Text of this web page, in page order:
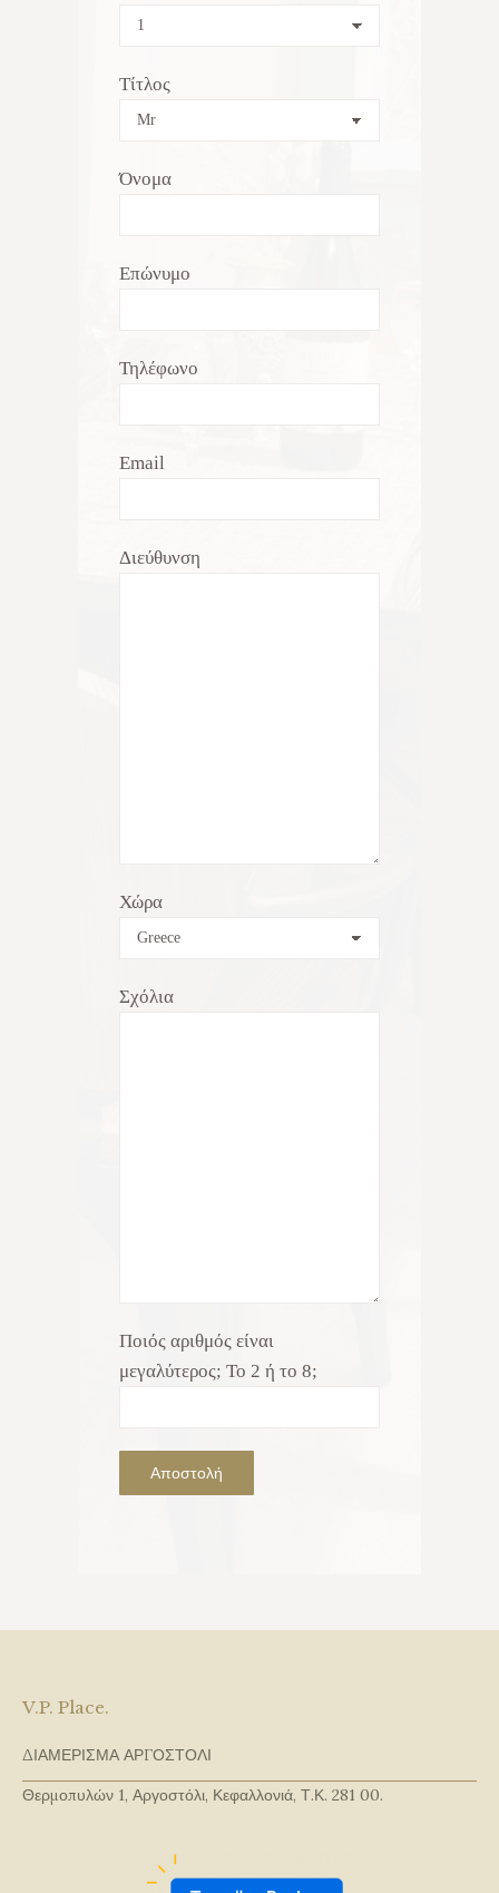
Τίτλος
Όνομα
Επώνυμο
Τηλέφωνο
Email
Διεύθυνση
Χώρα
Σχόλια
Ποιός αριθμός είναι
μεγαλύτερος; Το 2 ή το 8;
V.P. Place.
ΔΙΑΜΕΡΙΣΜΑ ΑΡΓΟΣΤΟΛΙ
Θερμοπυλών 1, Αργοστόλι, Κεφαλλονιά, Τ.Κ. 281 00.